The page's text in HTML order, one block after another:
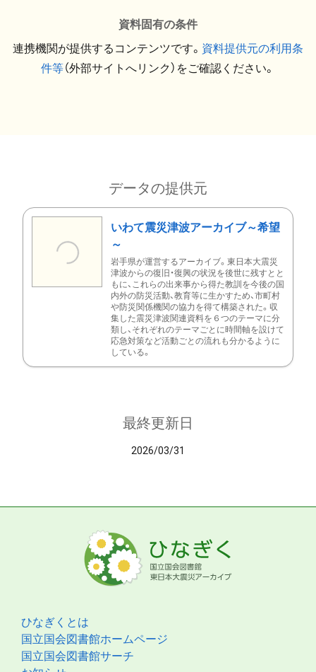
資料固有の条件
連携機関が提供するコンテンツです。 資料提供元の利用条
件等（外部サイトへリンク）をご確認ください。
データの提供元
いわて震災津波アーカイブ～希望
～
岩手県が運営するアーカイブ。東日本大震災
津波からの復旧・復興の状況を後世に残すとと
もに、これらの出来事から得た教訓を今後の国
内外の防災活動、教育等に生かすため、市町村
や防災関係機関の協力を得て構築された。収
集した震災津波関連資料を６つのテーマに分
類し、それぞれのテーマごとに時間軸を設けて
応急対策など活動ごとの流れも分かるように
している。
最終更新日
2026/03/31
ひなぎくとは
国立国会図書館ホームページ
国立国会図書館サーチ